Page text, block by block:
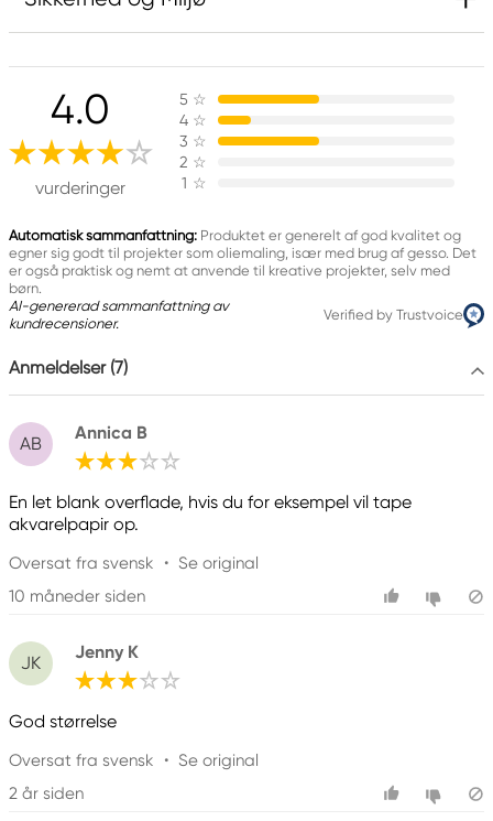
Ansvarlig EU
Kreatima
Panduro
205 14 Malmö, Sweden
www.panduro.com
4.0
vurderinger
5 ☆
4 ☆
3 ☆
2 ☆
1 ☆
Automatisk sammanfattning: Produktet er generelt af god kvalitet og
egner sig godt til projekter som oliemaling, især med brug af gesso. Det
er også praktisk og nemt at anvende til kreative projekter, selv med
børn.
AI-genererad sammanfattning av
kundrecensioner.
Verified by Trustvoice
Anmeldelser (7)
AB
Annica B
En let blank overflade, hvis du for eksempel vil tape
akvarelpapir op.
Oversat fra svensk • Se original
10 måneder siden
JK
Jenny K
God størrelse
Oversat fra svensk • Se original
2 år siden